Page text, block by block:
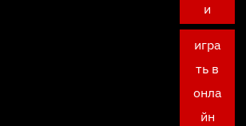
и
игра
ть в
онла
йн